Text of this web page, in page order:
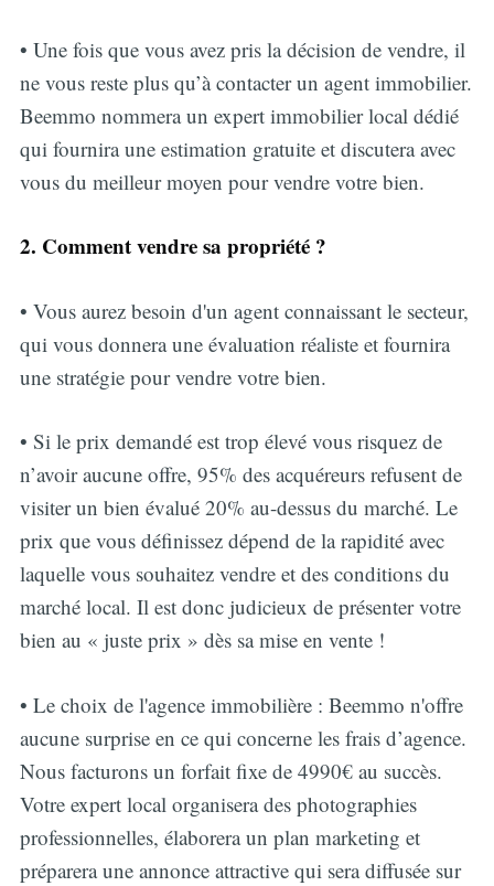
• Une fois que vous avez pris la décision de vendre, il
ne vous reste plus qu’à contacter un agent immobilier.
Beemmo nommera un expert immobilier local dédié
qui fournira une estimation gratuite et discutera avec
vous du meilleur moyen pour vendre votre bien.
2. Comment vendre sa propriété ?
• Vous aurez besoin d'un agent connaissant le secteur,
qui vous donnera une évaluation réaliste et fournira
une stratégie pour vendre votre bien.
• Si le prix demandé est trop élevé vous risquez de
n’avoir aucune offre, 95% des acquéreurs refusent de
visiter un bien évalué 20% au-dessus du marché. Le
prix que vous définissez dépend de la rapidité avec
laquelle vous souhaitez vendre et des conditions du
marché local. Il est donc judicieux de présenter votre
bien au « juste prix » dès sa mise en vente !
• Le choix de l'agence immobilière : Beemmo n'offre
aucune surprise en ce qui concerne les frais d’agence.
Nous facturons un forfait fixe de 4990€ au succès.
Votre expert local organisera des photographies
professionnelles, élaborera un plan marketing et
préparera une annonce attractive qui sera diffusée sur